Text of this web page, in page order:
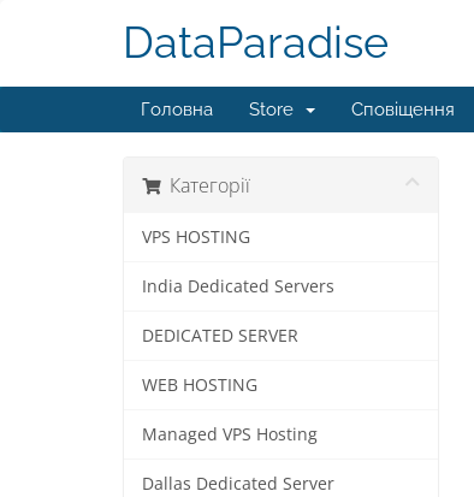
DataParadise
Головна Store Сповіщення
Категорії
VPS HOSTING
India Dedicated Servers
DEDICATED SERVER
WEB HOSTING
Managed VPS Hosting
Dallas Dedicated Server